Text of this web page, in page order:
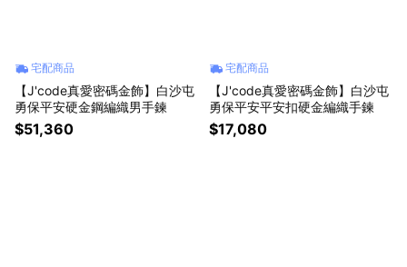
宅配商品
【J'code真愛密碼金飾】白沙屯
勇保平安硬金鋼編織男手鍊
$51,360
宅配商品
【J'code真愛密碼金飾】白沙屯
勇保平安平安扣硬金編織手鍊
$17,080